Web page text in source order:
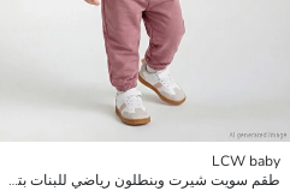
LCW baby
طقم سويت شيرت وبنطلون رياضي للبنات بتصميم ميني ماوس.